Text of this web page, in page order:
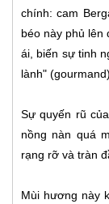
chính: cam
béo này phủ lên
ái, biến sự tinh
lành"
Sự quyến rũ của
nồng nàn quá
rạng rỡ và tràn
Mùi hương này